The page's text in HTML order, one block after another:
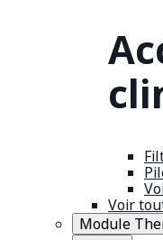
Voir
Module